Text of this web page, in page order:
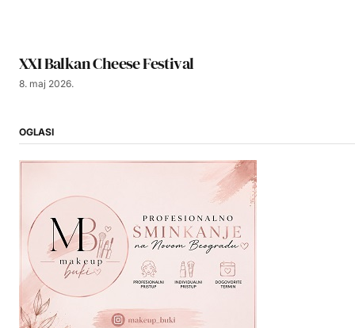
XXI Balkan Cheese Festival
8. maj 2026.
OGLASI